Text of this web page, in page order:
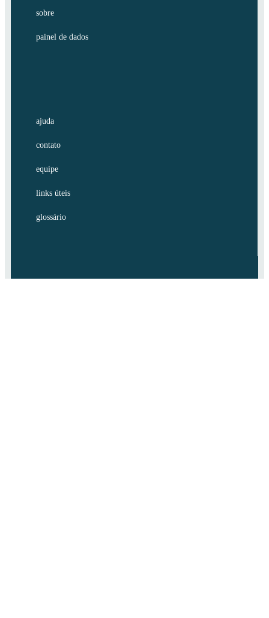
sobre
painel de dados
ajuda
contato
equipe
links úteis
glossário